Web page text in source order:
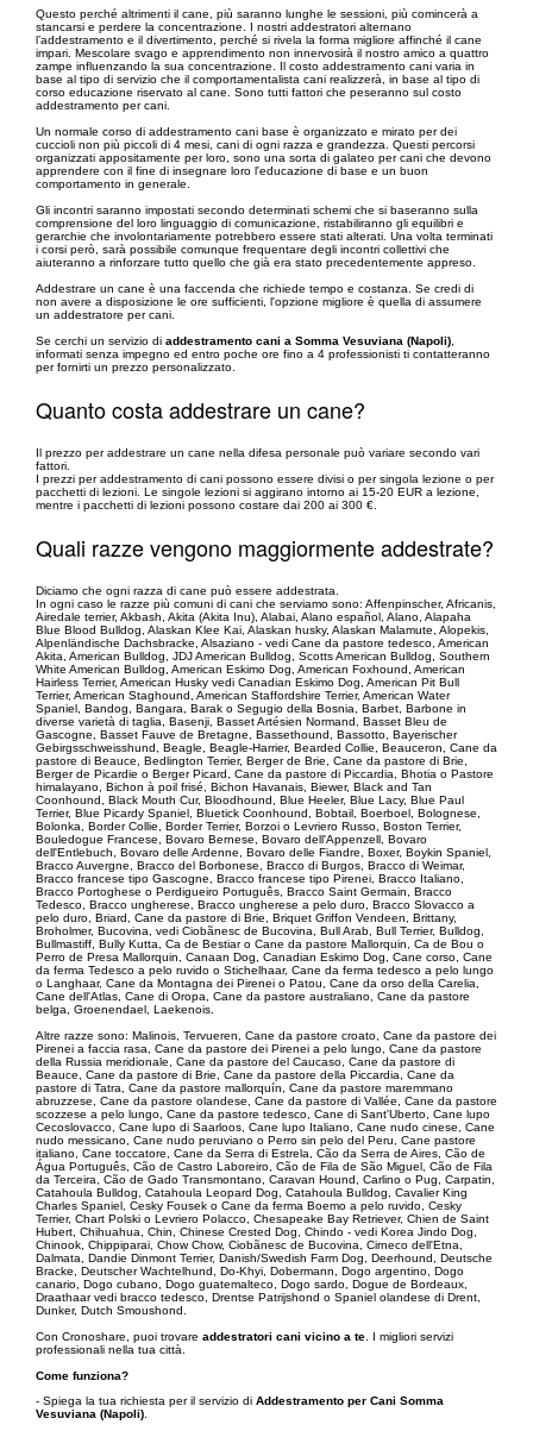
Questo perché altrimenti il cane, più saranno lunghe le sessioni, più comincerà a
stancarsi e perdere la concentrazione. I nostri addestratori alternano
l’addestramento e il divertimento, perché si rivela la forma migliore affinché il cane
impari. Mescolare svago e apprendimento non innervosirà il nostro amico a quattro
zampe influenzando la sua concentrazione. Il costo addestramento cani varia in
base al tipo di servizio che il comportamentalista cani realizzerà, in base al tipo di
corso educazione riservato al cane. Sono tutti fattori che peseranno sul costo
addestramento per cani.
Un normale corso di addestramento cani base è organizzato e mirato per dei
cuccioli non più piccoli di 4 mesi, cani di ogni razza e grandezza. Questi percorsi
organizzati appositamente per loro, sono una sorta di galateo per cani che devono
apprendere con il fine di insegnare loro l'educazione di base e un buon
comportamento in generale.
Gli incontri saranno impostati secondo determinati schemi che si baseranno sulla
comprensione del loro linguaggio di comunicazione, ristabiliranno gli equilibri e
gerarchie che involontariamente potrebbero essere stati alterati. Una volta terminati
i corsi però, sarà possibile comunque frequentare degli incontri collettivi che
aiuteranno a rinforzare tutto quello che già era stato precedentemente appreso.
Addestrare un cane è una faccenda che richiede tempo e costanza. Se credi di
non avere a disposizione le ore sufficienti, l'opzione migliore è quella di assumere
un addestratore per cani.
Se cerchi un servizio di addestramento cani a Somma Vesuviana (Napoli)
informati senza impegno ed entro poche ore fino a 4 professionisti ti contatteranno
per fornirti un prezzo personalizzato.
Quanto costa addestrare un cane?
Il prezzo per addestrare un cane nella difesa personale può variare secondo vari
fattori.
I prezzi per addestramento di cani possono essere divisi o per singola lezione o per
pacchetti di lezioni. Le singole lezioni si aggirano intorno ai 15-20 EUR a lezione,
mentre i pacchetti di lezioni possono costare dai 200 ai 300 €.
Quali razze vengono maggiormente addestrate?
Diciamo che ogni razza di cane può essere addestrata.
In ogni caso le razze più comuni di cani che serviamo sono: Affenpinscher, Africanis,
Airedale terrier, Akbash, Akita (Akita Inu), Alabai, Alano español, Alano, Alapaha
Blue Blood Bulldog, Alaskan Klee Kai, Alaskan husky, Alaskan Malamute, Alopekis,
Alpenländische Dachsbracke, Alsaziano - vedi Cane da pastore tedesco, American
Akita, American Bulldog, JDJ American Bulldog, Scotts American Bulldog, Southern
White American Bulldog, American Eskimo Dog, American Foxhound, American
Hairless Terrier, American Husky vedi Canadian Eskimo Dog, American Pit Bull
Terrier, American Staghound, American Staffordshire Terrier, American Water
Spaniel, Bandog, Bangara, Barak o Segugio della Bosnia, Barbet, Barbone in
diverse varietà di taglia, Basenji, Basset Artésien Normand, Basset Bleu de
Gascogne, Basset Fauve de Bretagne, Bassethound, Bassotto, Bayerischer
Gebirgsschweisshund, Beagle, Beagle-Harrier, Bearded Collie, Beauceron, Cane da
pastore di Beauce, Bedlington Terrier, Berger de Brie, Cane da pastore di Brie,
Berger de Picardie o Berger Picard, Cane da pastore di Piccardia, Bhotia o Pastore
himalayano, Bichon à poil frisé, Bichon Havanais, Biewer, Black and Tan
Coonhound, Black Mouth Cur, Bloodhound, Blue Heeler, Blue Lacy, Blue Paul
Terrier, Blue Picardy Spaniel, Bluetick Coonhound, Bobtail, Boerboel, Bolognese,
Bolonka, Border Collie, Border Terrier, Borzoi o Levriero Russo, Boston Terrier,
Bouledogue Francese, Bovaro Bernese, Bovaro dell'Appenzell, Bovaro
dell'Entlebuch, Bovaro delle Ardenne, Bovaro delle Fiandre, Boxer, Boykin Spaniel,
Bracco Auvergne, Bracco del Borbonese, Bracco di Burgos, Bracco di Weimar,
Bracco francese tipo Gascogne, Bracco francese tipo Pirenei, Bracco Italiano,
Bracco Portoghese o Perdigueiro Português, Bracco Saint Germain, Bracco
Tedesco, Bracco ungherese, Bracco ungherese a pelo duro, Bracco Slovacco a
pelo duro, Briard, Cane da pastore di Brie, Briquet Griffon Vendeen, Brittany,
Broholmer, Bucovina, vedi Ciobãnesc de Bucovina, Bull Arab, Bull Terrier, Bulldog,
Bullmastiff, Bully Kutta, Ca de Bestiar o Cane da pastore Mallorquin, Ca de Bou o
Perro de Presa Mallorquin, Canaan Dog, Canadian Eskimo Dog, Cane corso, Cane
da ferma Tedesco a pelo ruvido o Stichelhaar, Cane da ferma tedesco a pelo lungo
o Langhaar, Cane da Montagna dei Pirenei o Patou, Cane da orso della Carelia,
Cane dell'Atlas, Cane di Oropa, Cane da pastore australiano, Cane da pastore
belga, Groenendael, Laekenois.
Altre razze sono: Malinois, Tervueren, Cane da pastore croato, Cane da pastore dei
Pirenei a faccia rasa, Cane da pastore dei Pirenei a pelo lungo, Cane da pastore
della Russia meridionale, Cane da pastore del Caucaso, Cane da pastore di
Beauce, Cane da pastore di Brie, Cane da pastore della Piccardia, Cane da
pastore di Tatra, Cane da pastore mallorquín, Cane da pastore maremmano
abruzzese, Cane da pastore olandese, Cane da pastore di Vallée, Cane da pastore
scozzese a pelo lungo, Cane da pastore tedesco, Cane di Sant'Uberto, Cane lupo
Cecoslovacco, Cane lupo di Saarloos, Cane lupo Italiano, Cane nudo cinese, Cane
nudo messicano, Cane nudo peruviano o Perro sin pelo del Peru, Cane pastore
italiano, Cane toccatore, Cane da Serra di Estrela, Cão da Serra de Aires, Cão de
Água Português, Cão de Castro Laboreiro, Cão de Fila de São Miguel, Cão de Fila
da Terceira, Cão de Gado Transmontano, Caravan Hound, Carlino o Pug, Carpatin,
Catahoula Bulldog, Catahoula Leopard Dog, Catahoula Bulldog, Cavalier King
Charles Spaniel, Cesky Fousek o Cane da ferma Boemo a pelo ruvido, Cesky
Terrier, Chart Polski o Levriero Polacco, Chesapeake Bay Retriever, Chien de Saint
Hubert, Chihuahua, Chin, Chinese Crested Dog, Chindo - vedi Korea Jindo Dog,
Chinook, Chippiparai, Chow Chow, Ciobãnesc de Bucovina, Cirneco dell'Etna,
Dalmata, Dandie Dinmont Terrier, Danish/Swedish Farm Dog, Deerhound, Deutsche
Bracke, Deutscher Wachtelhund, Do-Khyi, Dobermann, Dogo argentino, Dogo
canario, Dogo cubano, Dogo guatemalteco, Dogo sardo, Dogue de Bordeaux,
Draathaar vedi bracco tedesco, Drentse Patrijshond o Spaniel olandese di Drent,
Dunker, Dutch Smoushond.
Con Cronoshare, puoi trovare addestratori cani vicino a te . I migliori servizi
professionali nella tua città.
Come funziona?
- Spiega la tua richiesta per il servizio di Addestramento per Cani Somma
Vesuviana (Napoli)